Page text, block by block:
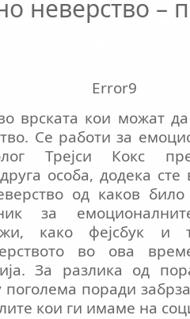
неверство –
Error9
во врската кои можат
Се работи за
Трејси Кокс
особа, додека
од каков било
за
како фејсбук и
во ова
За разлика од
поголема поради
кои ги имаме на